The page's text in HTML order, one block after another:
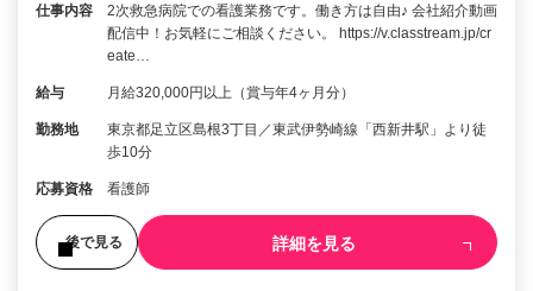
仕事内容
2次救急病院での看護業務です。働き方は自由♪ 会社紹介動画
配信中！お気軽にご相談ください。 https://v.classtream.jp/cr
eate…
給与 月給320,000円以上（賞与年4ヶ月分）
勤務地
東京都足立区島根3丁目／東武伊勢崎線「西新井駅」より徒
歩10分
応募資格 看護師
後で見る 詳細を見る